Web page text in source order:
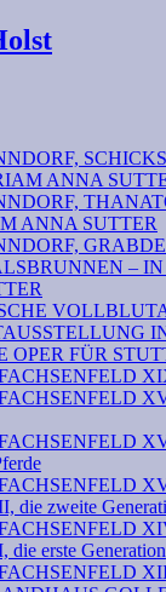
ANNA
ANNA SUTTER
–
OPER FÜR
die zweite
erste Generation